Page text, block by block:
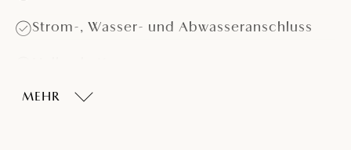
Strom-, Wasser- und Abwasseranschluss
Teilweise geeignet für Wohnwagen > 5,5 m
MEHR